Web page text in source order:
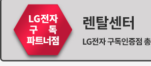
63,900
정수기 WD722RK
55,900
원 [방문] [5년약정]